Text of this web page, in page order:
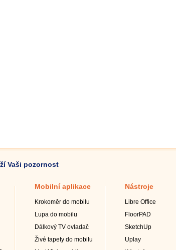
Vaši pozornost
Mobilní aplikace
Krokoměr do mobilu
Lupa do mobilu
Dálkový TV ovladač
Živé tapety do mobilu
Nástroje
Libre Office
FloorPAD
SketchUp
Uplay